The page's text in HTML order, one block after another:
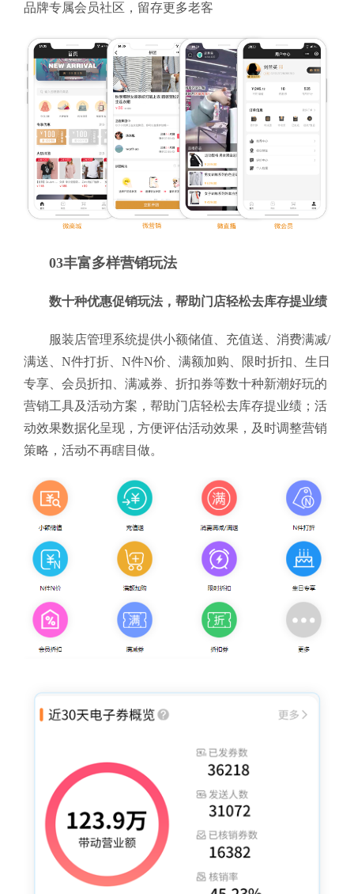
品牌专属会员社区，留存更多老客
03丰富多样营销玩法
数十种优惠促销玩法，帮助门店轻松去库存提业绩
服装店管理系统提供小额储值、充值送、消费满减/
满送、N件打折、N件N价、满额加购、限时折扣、生日
专享、会员折扣、满减券、折扣券等数十种新潮好玩的
营销工具及活动方案，帮助门店轻松去库存提业绩；活
动效果数据化呈现，方便评估活动效果，及时调整营销
策略，活动不再瞎目做。